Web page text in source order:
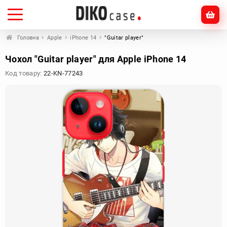
Головна Apple iPhone 14 "Guitar player"
Чохол "Guitar player" для Apple iPhone 14
Код товару: 22-KN-77243